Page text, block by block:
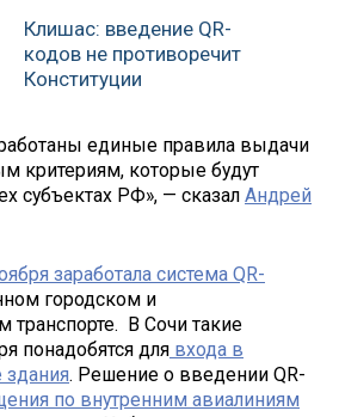
Клишас: введение QR-
кодов не противоречит
Конституции
единые правила выдачи
критериям, которые будут
субъектах РФ», — сказал Андрей
заработала система QR-
городском и
В Сочи такие
понадобятся для входа в
. Решение о введении QR-
по внутренним авиалиниям